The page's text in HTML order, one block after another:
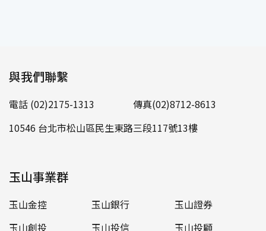
與我們聯繫
電話 (02)2175-1313
傳真(02)8712-8613
10546 台北市松山區民生東路三段117號13樓
玉山事業群
玉山金控 玉山銀行
玉山證券
玉山創投
玉山投信 玉山投顧